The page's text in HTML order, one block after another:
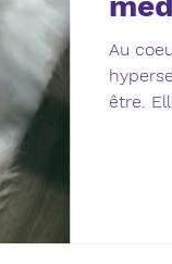
Au
être.